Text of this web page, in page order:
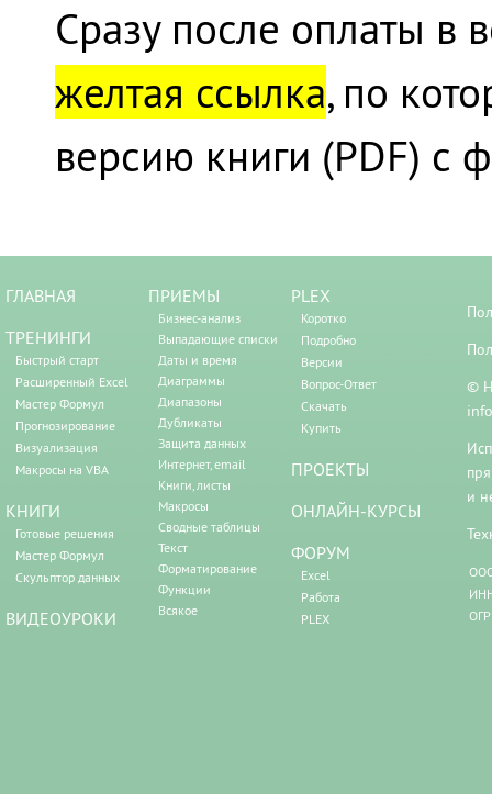
Сразу после оплаты в
желтая ссылка, по
версию книги (PDF) с
ГЛАВНАЯ
ТРЕНИНГИ
Быстрый старт
Расширенный Excel
Мастер Формул
Прогнозирование
Визуализация
Макросы на VBA
КНИГИ
Готовые решения
Мастер Формул
Скульптор данных
ВИДЕОУРОКИ
ПРИЕМЫ
Бизнес-анализ
Выпадающие списки
Даты и время
Диаграммы
Диапазоны
Дубликаты
Защита данных
Интернет, email
Книги, листы
Макросы
Сводные таблицы
Текст
Форматирование
Функции
Всякое
PLEX
Коротко
Подробно
Версии
Вопрос-Ответ
Скачать
Купить
ПРОЕКТЫ
ОНЛАЙН-КУРСЫ
ФОРУМ
Excel
Работа
PLEX
©
и